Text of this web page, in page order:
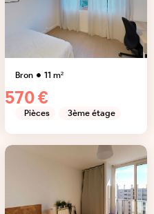
Bron 11 m²
570 €
Pièces 3ème étage